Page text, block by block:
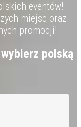
eventów!
miejsc oraz
promocji!
polską